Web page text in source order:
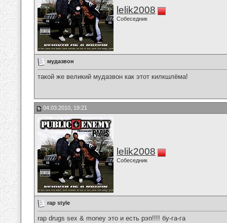
lelik2008
Собеседник
мудазвон
такой же великий мудазвон как этот килкшлёма!
04.03.2010, 19:21
lelik2008
Собеседник
rap style
rap drugs sex & money это и есть рэп!!!! бу-га-га